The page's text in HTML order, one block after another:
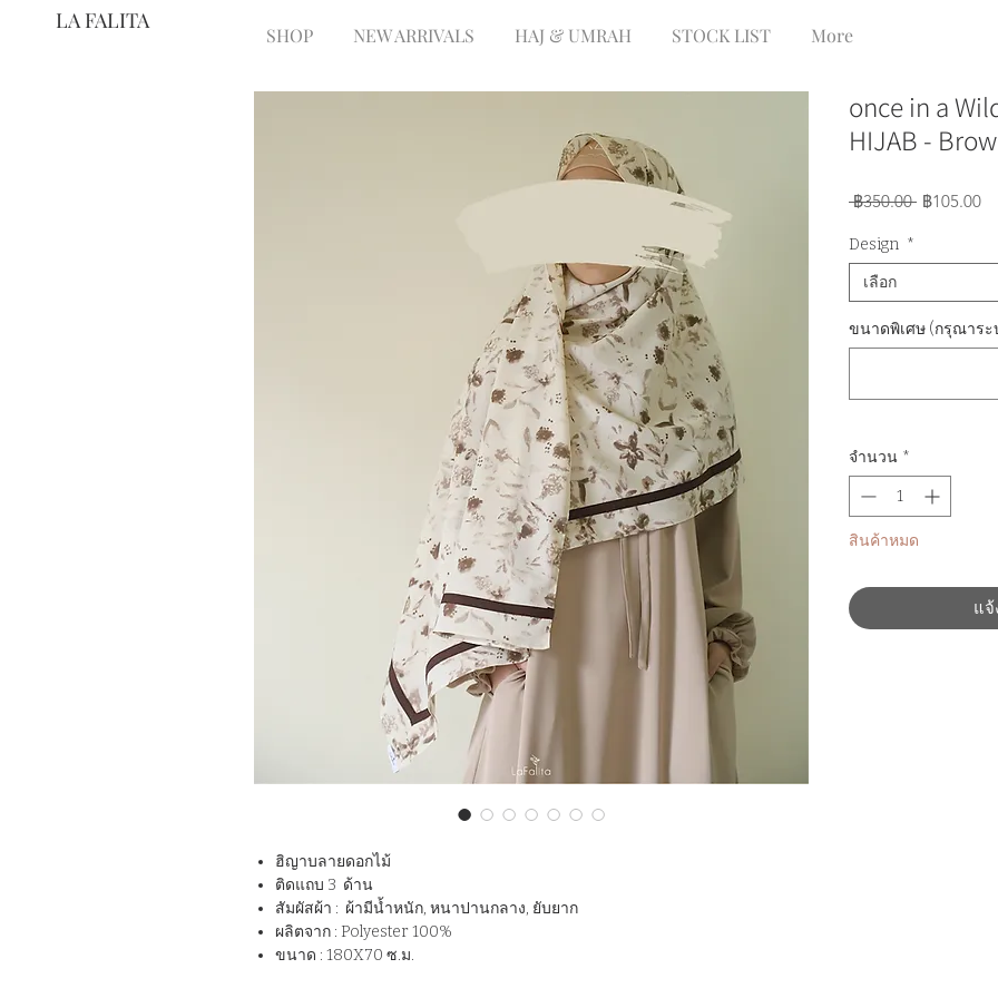
LA FALITA
SHOP NEW ARRIVALS HAJ & UMRAH STOCK LIST More
ฮิญาบลายดอกไม้
ติดแถบ 3 ด้าน
สัมผัสผ้า : ผ้ามีน้ำหนัก, หนาปานกลาง, ยับยาก
ผลิตจาก : Polyester 100%
ขนาด : 180X70 ซ.ม.
once in a
HIJAB -
฿350.00 ราคา
฿105.00รา
Design *
เลือก
ขนาดพิเศษ (กรุณาระ
จำนวน *
สินค้าหมด
แจ้